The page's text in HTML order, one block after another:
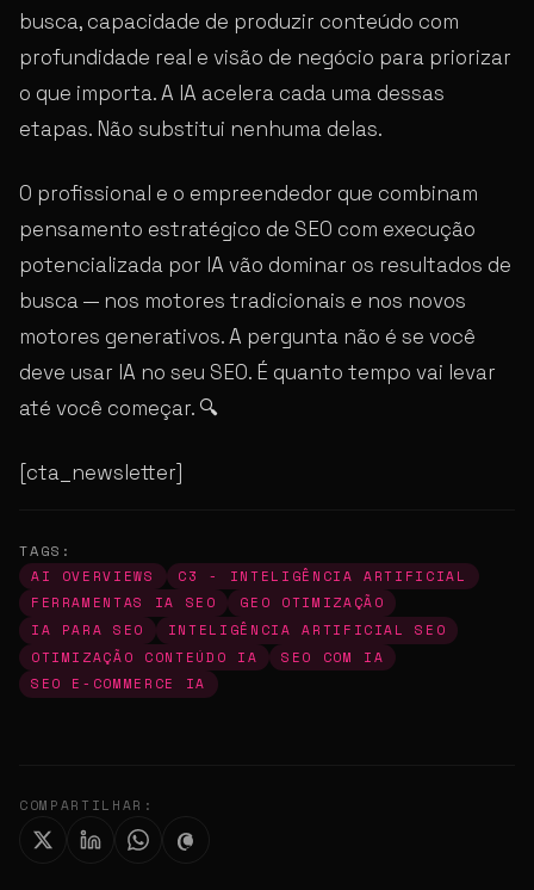
busca, capacidade de produzir conteúdo com
profundidade real e visão de negócio para priorizar
o que importa. A IA acelera cada uma dessas
etapas. Não substitui nenhuma delas.
O profissional e o empreendedor que combinam
pensamento estratégico de SEO com execução
potencializada por IA vão dominar os resultados de
busca — nos motores tradicionais e nos novos
motores generativos. A pergunta não é se você
deve usar IA no seu SEO. É quanto tempo vai levar
até você começar. 🔍
[cta_newsletter]
TAGS:
AI OVERVIEWS
C3 - INTELIGÊNCIA ARTIFICIAL
FERRAMENTAS IA SEO
GEO OTIMIZAÇÃO
IA PARA SEO
INTELIGÊNCIA ARTIFICIAL SEO
OTIMIZAÇÃO CONTEÚDO IA
SEO COM IA
SEO E-COMMERCE IA
COMPARTILHAR: